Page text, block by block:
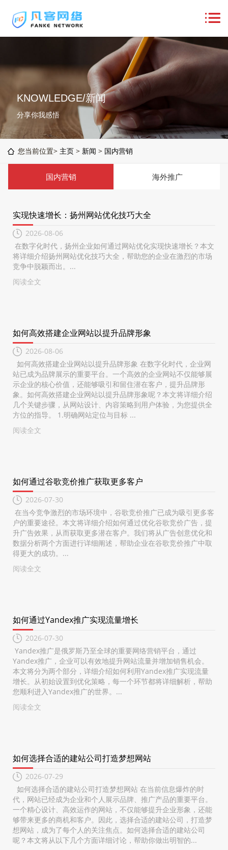
KNOWLEDGE/新闻
分享你我感悟
您当前位置> 主页 > 新闻 > 国内营销
国内营销 海外推广
实现快速增长：扬州网站优化技巧大全
2026-08-06
在数字化时代，扬州企业如何通过网站优化实现快速增长？本文
将详细介绍扬州网站优化技巧大全，帮助您的企业在激烈的市场
竞争中脱颖而出。...
阅读全文
如何高效搭建企业网站以提升品牌形象
2026-08-06
如何高效搭建企业网站以提升品牌形象 在数字化时代，企业网
站已成为品牌展示的重要平台。一个高效的企业网站不仅能够展
示企业的核心价值，还能够吸引和留住潜在客户，提升品牌形
象。如何高效搭建企业网站以提升品牌形象呢？本文将详细介绍
几个关键步骤，从网站设计、内容策略到用户体验，为您提供全
方位的指导。 1.明确网站定位与目标 ...
阅读全文
如何通过谷歌竞价推广获取更多客户
2026-07-30
在当今竞争激烈的市场环境中，谷歌竞价推广已成为吸引更多客
户的重要途径。本文将详细介绍如何通过优化谷歌竞价广告，提
升广告效果，从而获取更多潜在客户。我们将从广告创意优化和
数据分析两个方面进行详细阐述，帮助企业在谷歌竞价推广中取
得更大的成功。...
阅读全文
如何通过Yandex推广实现流量增长
2026-07-30
Yandex推广是俄罗斯乃至全球的重要网络营销平台，通过
Yandex推广，企业可以有效地提升网站流量并增加销售机会。
本文将分为两个部分，详细介绍如何利用Yandex推广实现流量
增长。从初始设置到优化策略，每一个环节都将详细解析，帮助
您顺利进入Yandex推广的世界。...
阅读全文
如何选择合适的建站公司打造梦想网站
2026-07-29
如何选择合适的建站公司打造梦想网站 在当前信息爆炸的时
代，网站已经成为企业和个人展示品牌、推广产品的重要平台。
一个精心设计、高效运作的网站，不仅能够提升企业形象，还能
够带来更多的商机和客户。因此，选择合适的建站公司，打造梦
想网站，成为了每个人的关注焦点。如何选择合适的建站公司
呢？本文将从以下几个方面详细讨论，帮助你做出明智的...